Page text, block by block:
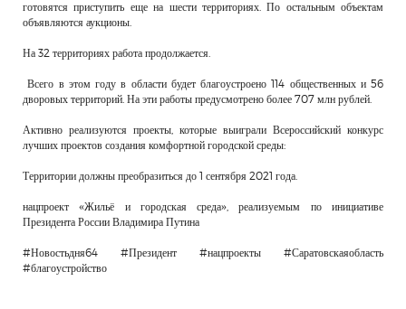
готовятся приступить еще на шести территориях. По остальным объектам
объявляются аукционы.
На 32 территориях работа продолжается.
Всего в этом году в области будет благоустроено 114 общественных и 56
дворовых территорий. На эти работы предусмотрено более 707 млн рублей.
Активно реализуются проекты, которые выиграли Всероссийский конкурс
лучших проектов создания комфортной городской среды:
Территории должны преобразиться до 1 сентября 2021 года.
нацпроект «Жильё и городская среда», реализуемым по инициативе
Президента России Владимира Путина
#Новостьдня64 #Президент #нацпроекты #Саратовскаяобласть
#благоустройство